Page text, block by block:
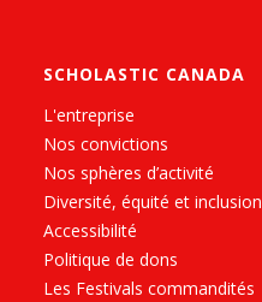
SCHOLASTIC CANADA
L'entreprise
Nos convictions
Nos sphères d’activité
Diversité, équité et inclusion
Accessibilité
Politique de dons
Les Festivals commandités